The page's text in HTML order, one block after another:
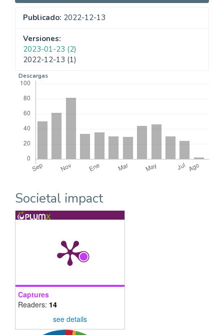
Publicado: 2022-12-13
Versiones:
2023-01-23 (2)
2022-12-13 (1)
Descargas
Societal impact
Captures
Readers: 14
see details